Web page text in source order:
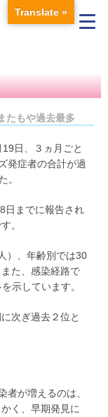
たもや過去最多
日、３ヵ月ごと
発症者の合計が過
。
日までに報告され
。
）、年齢別では30
た、感染経路で
示しています。
次ぎ過去２位と
が増えるのは、
く、早期発見に
Translate »